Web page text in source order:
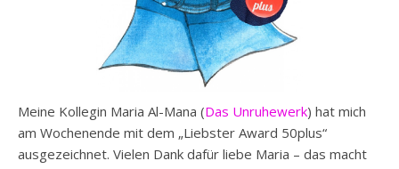
Meine Kollegin Maria Al-Mana (Das Unruhewerk) hat mich
am Wochenende mit dem „Liebster Award 50plus“
ausgezeichnet. Vielen Dank dafür liebe Maria – das macht